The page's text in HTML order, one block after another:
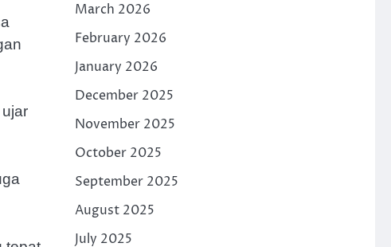
March 2026
February 2026
January 2026
December 2025
November 2025
October 2025
September 2025
August 2025
July 2025